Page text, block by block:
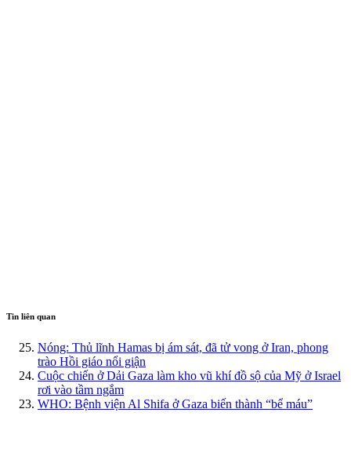
Tin liên quan
Nóng: Thủ lĩnh Hamas bị ám sát, đã tử vong ở Iran, phong
trào Hồi giáo nổi giận
Cuộc chiến ở Dải Gaza làm kho vũ khí đồ sộ của Mỹ ở Israel
rơi vào tầm ngắm
WHO: Bệnh viện Al Shifa ở Gaza biến thành “bể máu”